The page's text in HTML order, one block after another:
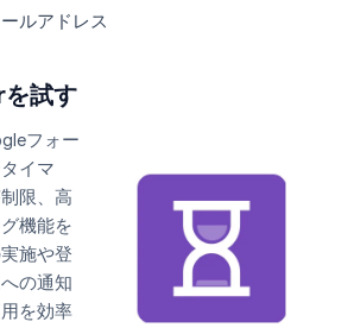
ルアドレス
試す
フォー
イマ
限、高
機能を
施や登
の通知
を効率